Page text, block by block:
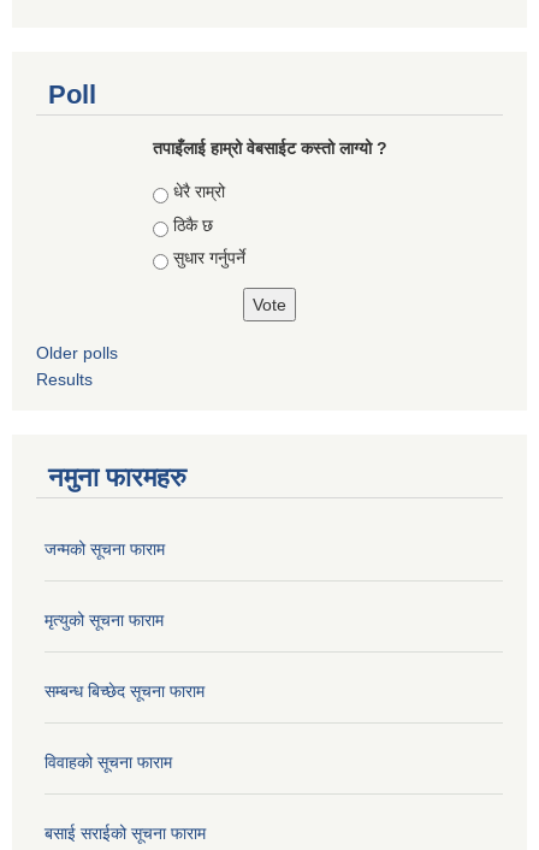
Poll
तपाइँलाई हाम्रो वेबसाईट कस्तो लाग्यो ?
Choices
धेरै राम्रो
ठिकै छ
सुधार गर्नुपर्ने
Older polls
Results
नमुना फारमहरु
जन्मको सूचना फाराम
मृत्युको सूचना फाराम
सम्बन्ध बिच्छेद सूचना फाराम
विवाहको सूचना फाराम
बसाई सराईको सूचना फाराम